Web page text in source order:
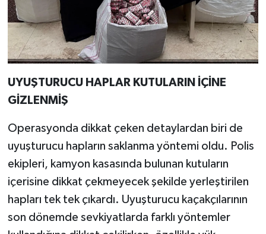
UYUŞTURUCU HAPLAR KUTULARIN İÇİNE
GİZLENMİŞ
Operasyonda dikkat çeken detaylardan biri de
uyuşturucu hapların saklanma yöntemi oldu. Polis
ekipleri, kamyon kasasında bulunan kutuların
içerisine dikkat çekmeyecek şekilde yerleştirilen
hapları tek tek çıkardı. Uyuşturucu kaçakçılarının
son dönemde sevkiyatlarda farklı yöntemler